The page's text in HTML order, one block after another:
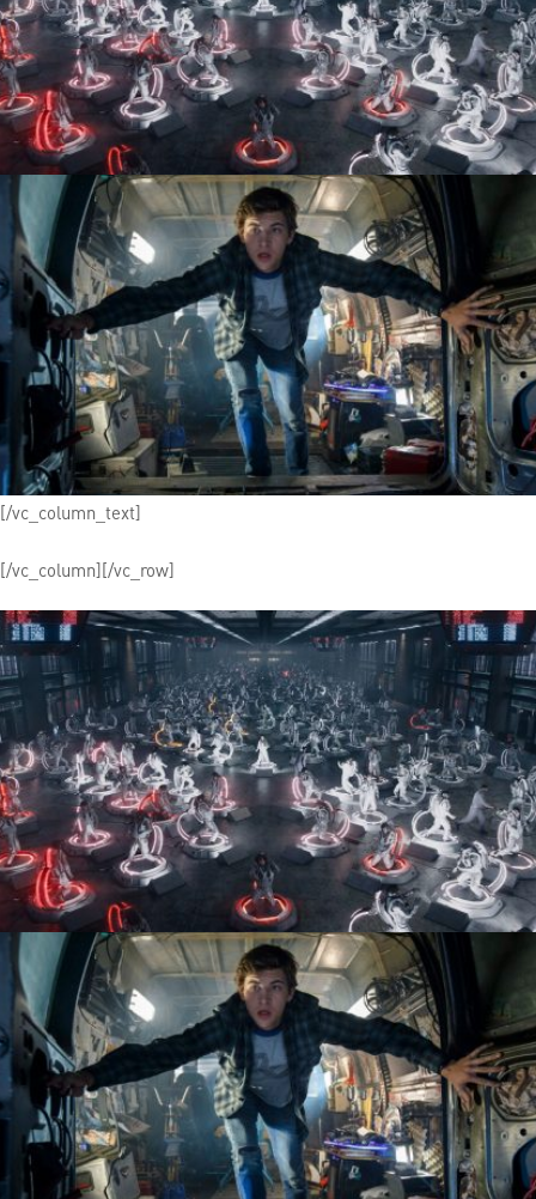
[/vc_column_text]
[/vc_column][/vc_row]